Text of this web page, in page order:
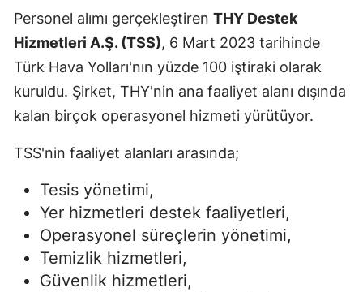
Personel alımı gerçekleştiren THY Destek
Hizmetleri A.Ş. (TSS), 6 Mart 2023 tarihinde
Türk Hava Yolları'nın yüzde 100 iştiraki olarak
kuruldu. Şirket, THY'nin ana faaliyet alanı dışında
kalan birçok operasyonel hizmeti yürütüyor.
TSS'nin faaliyet alanları arasında;
Tesis yönetimi,
Yer hizmetleri destek faaliyetleri,
Operasyonel süreçlerin yönetimi,
Temizlik hizmetleri,
Güvenlik hizmetleri,